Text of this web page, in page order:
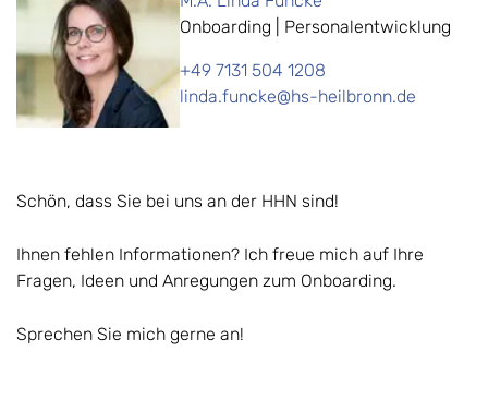
Onboarding ​| Personalentwicklung
+49 7131 504 1208
linda.funcke@hs-heilbronn.de
Schön, dass Sie bei uns an der HHN sind!
Ihnen fehlen Informationen? Ich freue mich auf Ihre
Fragen, Ideen und Anregungen zum Onboarding.
Sprechen Sie mich gerne an!